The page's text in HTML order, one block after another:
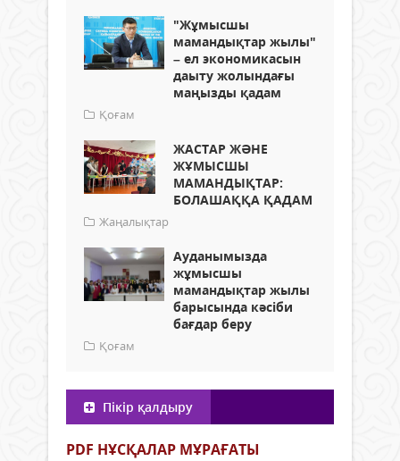
"Жұмысшы
мамандықтар жылы"
– ел экономикасын
даыту жолындағы
маңызды қадам
Қоғам
ЖАСТАР ЖӘНЕ
ЖҰМЫСШЫ
МАМАНДЫҚТАР:
БОЛАШАҚҚА ҚАДАМ
Жаңалықтар
Ауданымызда
жұмысшы
мамандықтар жылы
барысында кәсіби
бағдар беру
Қоғам
Пікір қалдыру
PDF НҰСҚАЛАР МҰРАҒАТЫ